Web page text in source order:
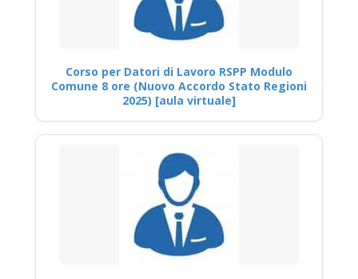
Corso per Datori di Lavoro RSPP Modulo
Comune 8 ore (Nuovo Accordo Stato Regioni
2025) [aula virtuale]